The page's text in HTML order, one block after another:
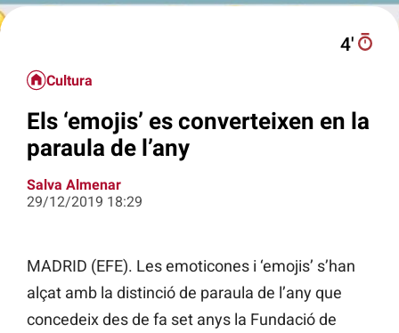
4′
Cultura
Els ‘emojis’ es converteixen en la
paraula de l’any
Salva Almenar
29/12/2019 18:29
MADRID (EFE). Les emoticones i ‘emojis’ s’han
alçat amb la distinció de paraula de l’any que
concedeix des de fa set anys la Fundació de